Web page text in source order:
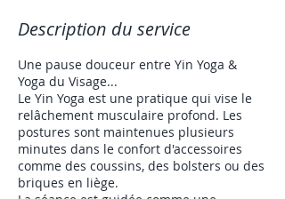
Description du service
Une pause douceur entre Yin Yoga &
Yoga du Visage...
Le Yin Yoga est une pratique qui vise le
relâchement musculaire profond. Les
postures sont maintenues plusieurs
minutes dans le confort d'accessoires
comme des coussins, des bolsters ou des
briques en liège.